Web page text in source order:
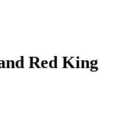
Red King